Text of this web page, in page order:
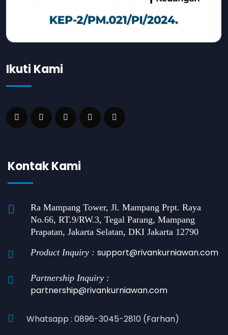
Ikuti Kami
Kontak Kami
Ra Mampang Tower, Jl. Mampang Prpt. Raya
No.66, RT.9/RW.3, Tegal Parang, Mampang
Prapatan, Jakarta Selatan, DKI Jakarta 12790
Product Inquiry : support@rivankurniawan.com
Partnership Inquiry :
partnership@rivankurniawan.com
Whatsapp : 0896-3045-2810 (Farhan)